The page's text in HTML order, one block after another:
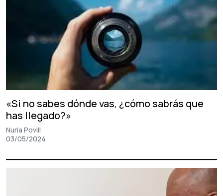
«Si no sabes dónde vas, ¿cómo sabrás que
has llegado?»
Nuria Povill
03/05/2024